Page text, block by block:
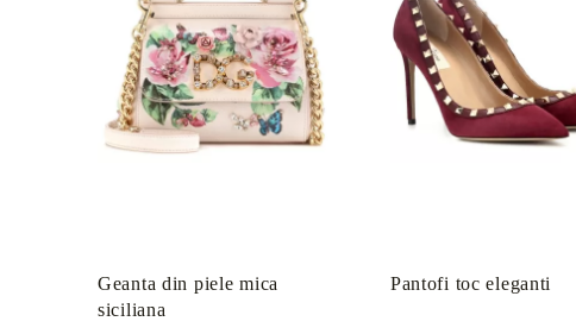
Geanta din piele mica
siciliana
Pantofi toc eleganti